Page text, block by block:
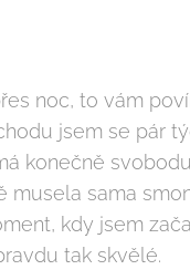
noc, to vám
jsem se pár
konečně
musela sama
kdy jsem
tak skvělé.